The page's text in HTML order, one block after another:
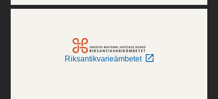
Riksantikvarieämbetet